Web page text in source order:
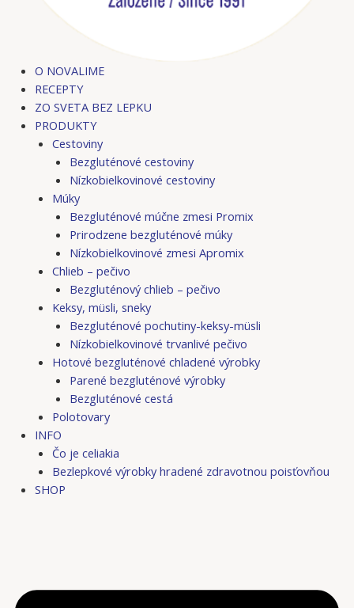
O NOVALIME
RECEPTY
ZO SVETA BEZ LEPKU
PRODUKTY
Cestoviny
Bezgluténové cestoviny
Nízkobielkovinové cestoviny
Múky
Bezgluténové múčne zmesi Promix
Prirodzene bezgluténové múky
Nízkobielkovinové zmesi Apromix
Chlieb – pečivo
Bezgluténový chlieb – pečivo
Keksy, müsli, sneky
Bezgluténové pochutiny-keksy-müsli
Nízkobielkovinové trvanlivé pečivo
Hotové bezgluténové chladené výrobky
Parené bezgluténové výrobky
Bezgluténové cestá
Polotovary
INFO
Čo je celiakia
Bezlepkové výrobky hradené zdravotnou poisťovňou
SHOP